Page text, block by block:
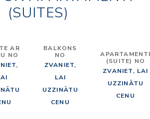
(SUITES)
AR
NO
BALKONS
NO
ZVANIET,
LAI
UZZINĀTU
CENU
(SUITE) NO
ZVANIET, LAI
UZZINĀTU
CENU